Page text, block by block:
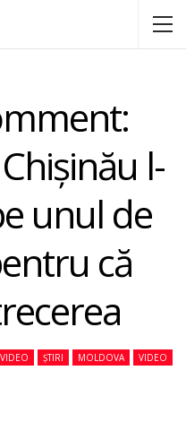
l-
unul de
că
VIDEO ȘTIRI MOLDOVA VIDEO